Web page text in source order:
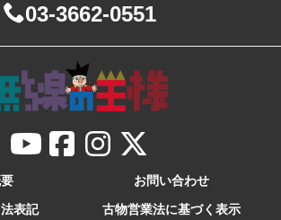
03-3662-0551
お問い合わせ
表記
古物営業法に基づく表示